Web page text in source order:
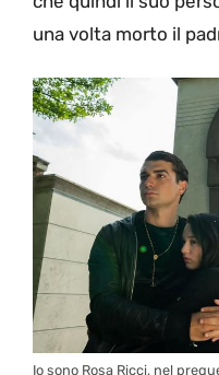
una volta morto il
Io sono Rosa Ricci, nel